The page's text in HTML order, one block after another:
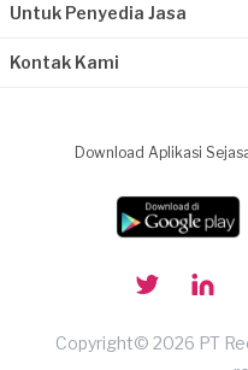
Untuk Penyedia Jasa
Kontak Kami
Download Aplikasi
Copyright© 2026 PT